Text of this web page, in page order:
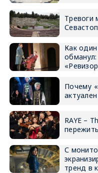
Как
Почему
RAYE –
С
тренд в